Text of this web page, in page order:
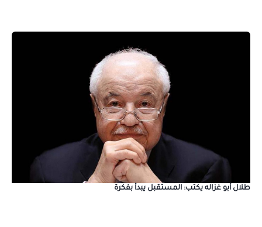
طلال أبو غزاله يكتب: المستقبل يبدأ بفكرة